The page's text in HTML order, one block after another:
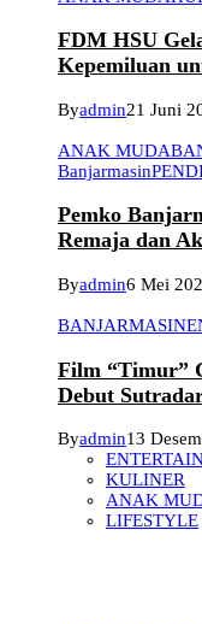
FDM HSU
Kepemiluan
Byadmin21 Juni
ANAK MUDA
Banjarmasin
Pemko
Remaja dan
Byadmin6 Mei
BANJARMASIN
Film “Timur”
Debut
Byadmin13
KULINER
ANAK
LIFESTYLE